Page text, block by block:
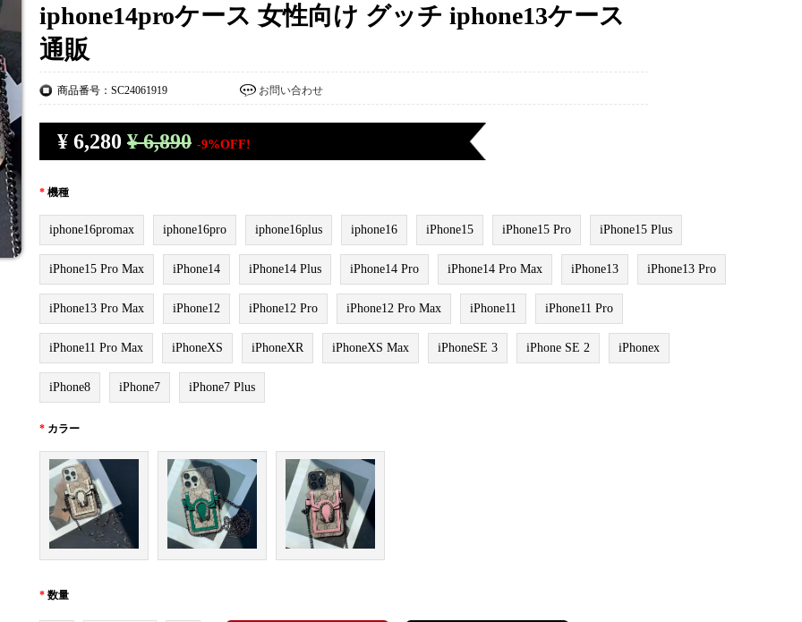
iphone14proケース 女性向け グッチ iphone13ケース
通販
商品番号：SC24061919 お問い合わせ
¥ 6,280 ¥ 6,890 -9%OFF!
* 機種
iphone16promax iphone16pro iphone16plus iphone16 iPhone15 iPhone15 Pro iPhone15 Plus
iPhone15 Pro Max iPhone14 iPhone14 Plus iPhone14 Pro iPhone14 Pro Max iPhone13 iPhone13 Pro
iPhone13 Pro Max iPhone12 iPhone12 Pro iPhone12 Pro Max iPhone11 iPhone11 Pro
iPhone11 Pro Max iPhoneXS iPhoneXR iPhoneXS Max iPhoneSE 3 iPhone SE 2 iPhonex
iPhone8 iPhone7 iPhone7 Plus
* カラー
* 数量